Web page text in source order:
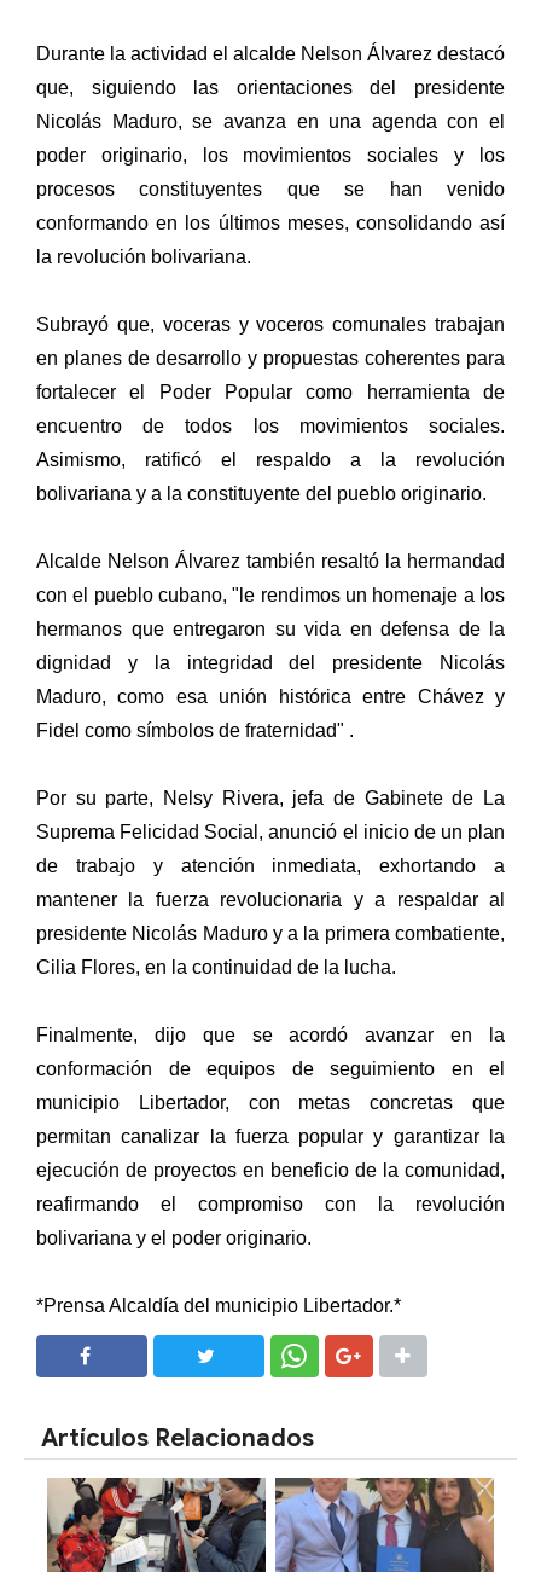
Durante la actividad el alcalde Nelson Álvarez destacó
que, siguiendo las orientaciones del presidente
Nicolás Maduro, se avanza en una agenda con el
poder originario, los movimientos sociales y los
procesos constituyentes que se han venido
conformando en los últimos meses, consolidando así
la revolución bolivariana.
Subrayó que, voceras y voceros comunales trabajan
en planes de desarrollo y propuestas coherentes para
fortalecer el Poder Popular como herramienta de
encuentro de todos los movimientos sociales.
Asimismo, ratificó el respaldo a la revolución
bolivariana y a la constituyente del pueblo originario.
Alcalde Nelson Álvarez también resaltó la hermandad
con el pueblo cubano, "le rendimos un homenaje a los
hermanos que entregaron su vida en defensa de la
dignidad y la integridad del presidente Nicolás
Maduro, como esa unión histórica entre Chávez y
Fidel como símbolos de fraternidad" .
Por su parte, Nelsy Rivera, jefa de Gabinete de La
Suprema Felicidad Social, anunció el inicio de un plan
de trabajo y atención inmediata, exhortando a
mantener la fuerza revolucionaria y a respaldar al
presidente Nicolás Maduro y a la primera combatiente,
Cilia Flores, en la continuidad de la lucha.
Finalmente, dijo que se acordó avanzar en la
conformación de equipos de seguimiento en el
municipio Libertador, con metas concretas que
permitan canalizar la fuerza popular y garantizar la
ejecución de proyectos en beneficio de la comunidad,
reafirmando el compromiso con la revolución
bolivariana y el poder originario.
*Prensa Alcaldía del municipio Libertador.*
Artículos Relacionados